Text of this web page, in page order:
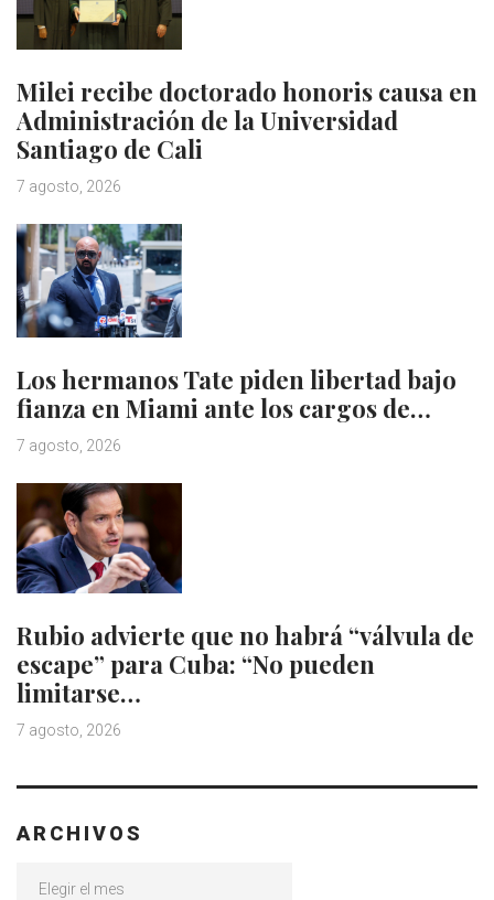
Milei recibe doctorado honoris causa en
Administración de la Universidad
Santiago de Cali
7 agosto, 2026
Los hermanos Tate piden libertad bajo
fianza en Miami ante los cargos de…
7 agosto, 2026
Rubio advierte que no habrá “válvula de
escape” para Cuba: “No pueden
limitarse…
7 agosto, 2026
ARCHIVOS